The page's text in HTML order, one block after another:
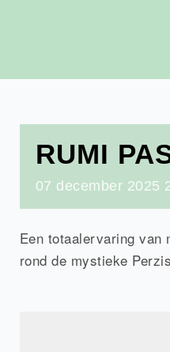
RUMI
07 december 2025
Een totaalervaring van
rond de mystieke